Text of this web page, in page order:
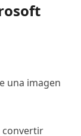
una imagen
convertir